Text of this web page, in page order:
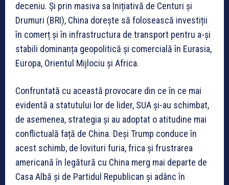
deceniu. Și prin masiva sa Inițiativă de Centuri și
Drumuri (BRI), China dorește să folosească investiții
în comerț și în infrastructura de transport pentru a-și
stabili dominanța geopolitică și comercială în Eurasia,
Europa, Orientul Mijlociu și Africa.
Confruntată cu această provocare din ce în ce mai
evidentă a statutului lor de lider, SUA și-au schimbat,
de asemenea, strategia și au adoptat o atitudine mai
conflictuală față de China. Deși Trump conduce în
acest schimb, de lovituri furia, frica și frustrarea
americană în legătură cu China merg mai departe de
Casa Albă și de Partidul Republican și adânc în